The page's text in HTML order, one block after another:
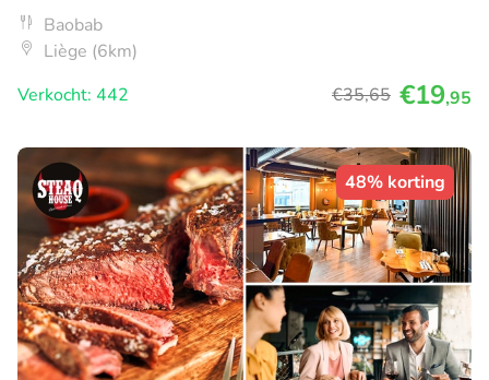
Baobab
Liège (6km)
Verkocht: 442
€35,65 €19,95
48% korting